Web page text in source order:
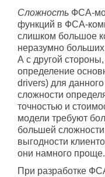
Сложность ФСА-
функций в ФСА-
слишком большое
неразумно
А с другой
определение
drivers) для
сложности
точностью и
модели требуют
большей
выгодности
они намного проще.
При разработке